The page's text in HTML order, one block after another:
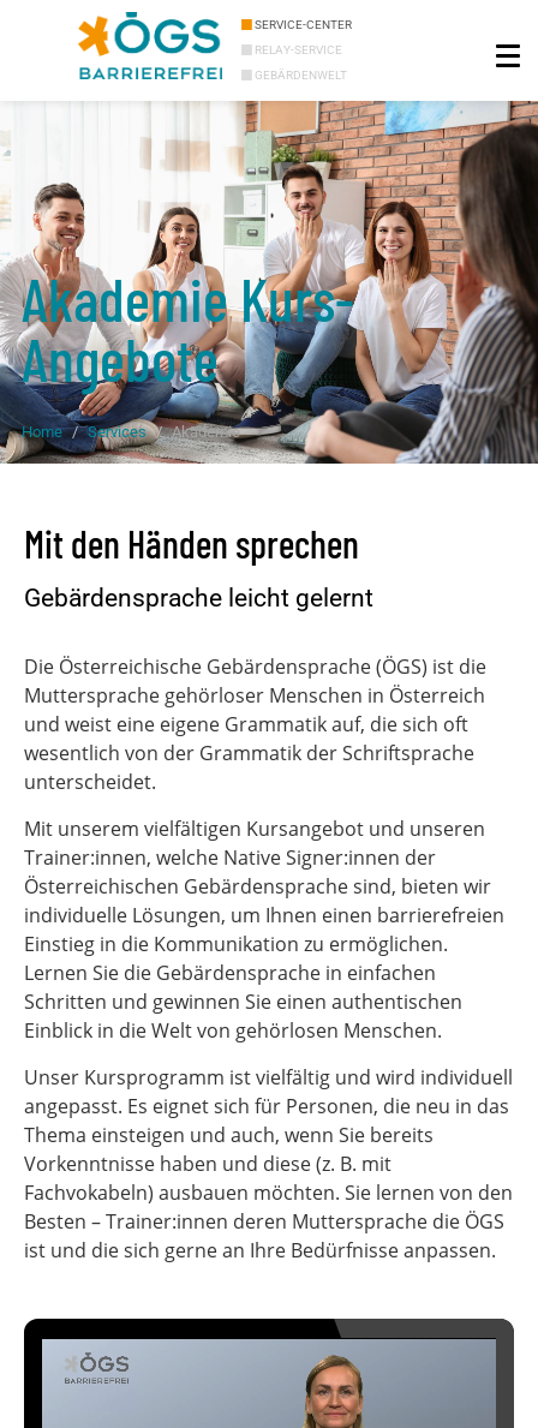
SERVICE-CENTER
RELAY-SERVICE
GEBÄRDENWELT
Akademie Kurs-
Angebote
Home Services Akademie
Mit den Händen sprechen
Gebärdensprache leicht gelernt
Die Österreichische Gebärdensprache (ÖGS) ist die
Muttersprache gehörloser Menschen in Österreich
und weist eine eigene Grammatik auf, die sich oft
wesentlich von der Grammatik der Schriftsprache
unterscheidet.
Mit unserem vielfältigen Kursangebot und unseren
Trainer:innen, welche Native Signer:innen der
Österreichischen Gebärdensprache sind, bieten wir
individuelle Lösungen, um Ihnen einen barrierefreien
Einstieg in die Kommunikation zu ermöglichen.
Lernen Sie die Gebärdensprache in einfachen
Schritten und gewinnen Sie einen authentischen
Einblick in die Welt von gehörlosen Menschen.
Unser Kursprogramm ist vielfältig und wird individuell
angepasst. Es eignet sich für Personen, die neu in das
Thema einsteigen und auch, wenn Sie bereits
Vorkenntnisse haben und diese (z. B. mit
Fachvokabeln) ausbauen möchten. Sie lernen von den
Besten – Trainer:innen deren Muttersprache die ÖGS
ist und die sich gerne an Ihre Bedürfnisse anpassen.